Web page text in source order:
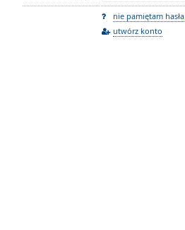
nie pamiętam hasła
utwórz konto